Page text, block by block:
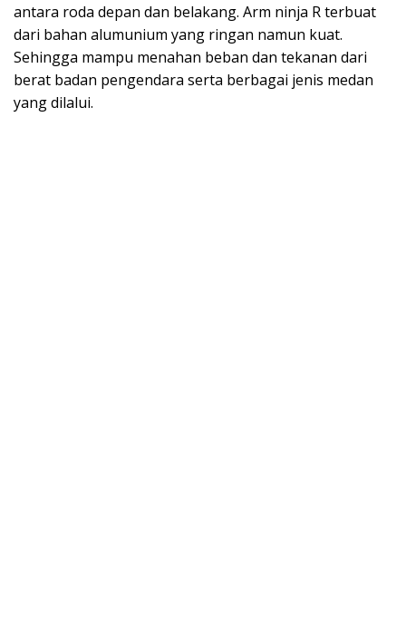
antara roda depan dan belakang. Arm ninja R terbuat
dari bahan alumunium yang ringan namun kuat.
Sehingga mampu menahan beban dan tekanan dari
berat badan pengendara serta berbagai jenis medan
yang dilalui.